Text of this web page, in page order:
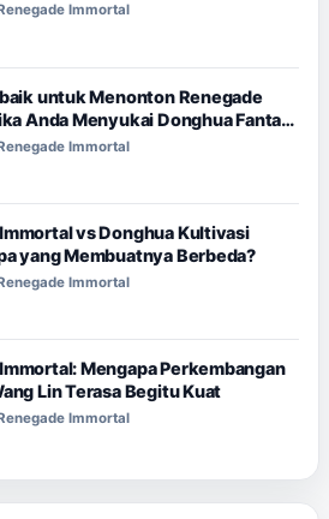
Immortal
untuk Menonton Renegade
Anda Menyukai Donghua Fantasi
Immortal
vs Donghua Kultivasi
yang Membuatnya Berbeda?
Immortal
Mengapa Perkembangan
Lin Terasa Begitu Kuat
Immortal